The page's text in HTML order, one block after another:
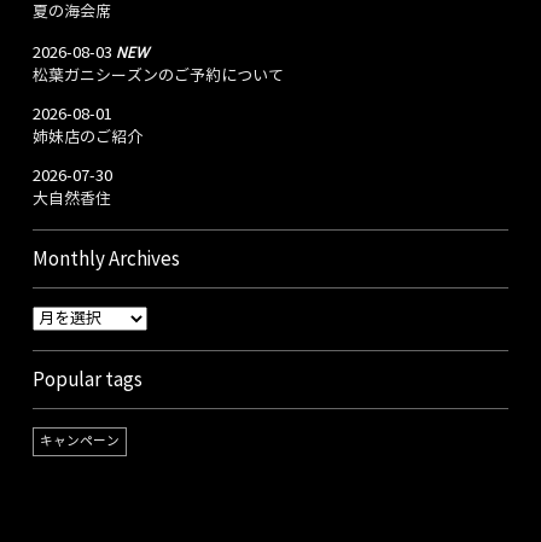
夏の海会席
2026-08-03 NEW
松葉ガニシーズンのご予約について
2026-08-01
姉妹店のご紹介
2026-07-30
大自然香住
Monthly Archives
Popular tags
キャンペーン